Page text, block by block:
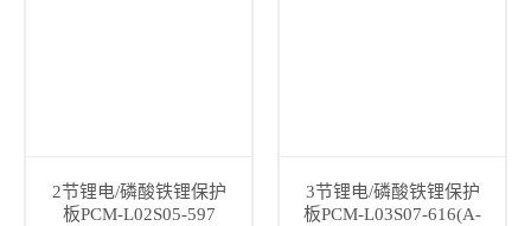
2节锂电/磷酸铁锂保护
板PCM-L02S05-597
3节锂电/磷酸铁锂保护
板PCM-L03S07-616(A-